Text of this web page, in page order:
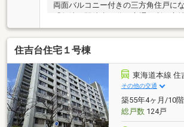
両面バルコニー付きの三方角住戸に
南まで徒歩5分と近く、日々のお買
住吉台住宅１号棟
東海道本線 住
その他の交通
築55年4ヶ月/10
総戸数124戸